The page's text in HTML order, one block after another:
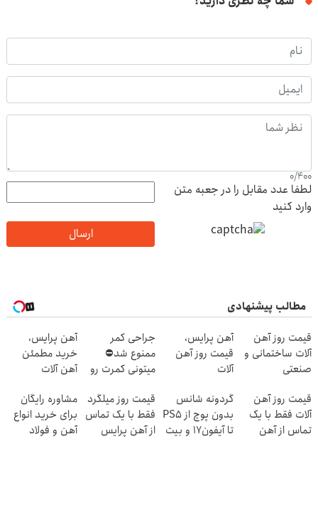
0/400
لطفا عدد مقابل را در جعبه متن
وارد کنید
ارسال
مطالب پیشنهادی
قیمت روز آهن
آلات ساختمانی و
صنعتی
آهن پرایس،
قیمت روز آهن
آلات
جراحی کمر
ممنوع شد⛔
میتونی کمرت رو
کنی! 👈🏻
پرسش‌نامه
آهن پرایس،
خرید مطمئن
آهن آلات
قیمت روز آهن
آلات فقط با یک
تماس از آهن
گردونه شانس
بدون پوچ از PS5
تا آیفون17 و بیت
قیمت روز میلگرد
فقط با یک تماس
از آهن پرایس
مشاوره رایگان
برای خرید انواع
آهن و فولاد